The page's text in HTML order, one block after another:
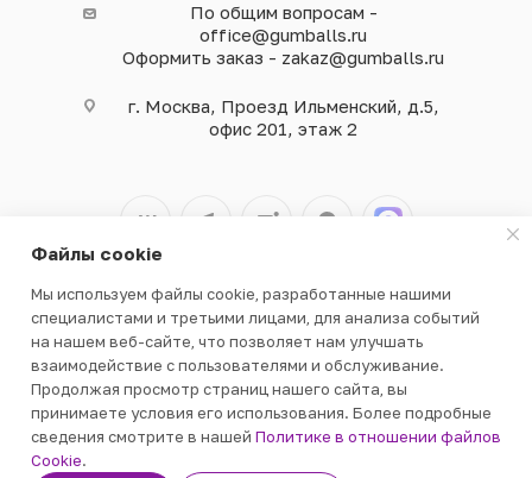
В КОРЗИНУ
По общим вопросам -
office@gumballs.ru
Оформить заказ - zakaz@gumballs.ru
г. Москва, Проезд Ильменский, д.5,
офис 201, этаж 2
2026 © ООО «ВЕНДГАМ» © 2000-2025
Файлы cookie
Мы используем файлы cookie, разработанные нашими
специалистами и третьими лицами, для анализа событий
на нашем веб-сайте, что позволяет нам улучшать
взаимодействие с пользователями и обслуживание.
Продолжая просмотр страниц нашего сайта, вы
принимаете условия его использования. Более подробные
сведения смотрите в нашей Политике в отношении файлов
Cookie.